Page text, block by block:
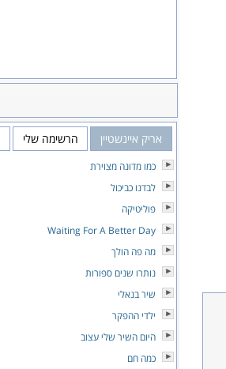
אריק איינשטיין הרשימה שלי
כמו מדונה מצוירת
לבדנו כביכול
פוליטיקה
Waiting For A Better Day
מה פה הולך
נותרו שנים ספורות
שיר בנאלי
ילדי ההפקר
היום השיר שלי עצוב
כמה חם